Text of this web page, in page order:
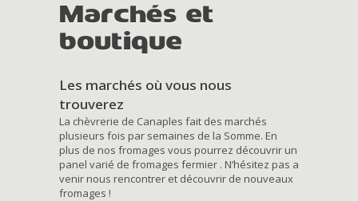
Marchés et
boutique
Les marchés où vous nous
trouverez
La chèvrerie de Canaples fait des marchés
plusieurs fois par semaines de la Somme. En
plus de nos fromages vous pourrez découvrir un
panel varié de fromages fermier . N’hésitez pas a
venir nous rencontrer et découvrir de nouveaux
fromages !